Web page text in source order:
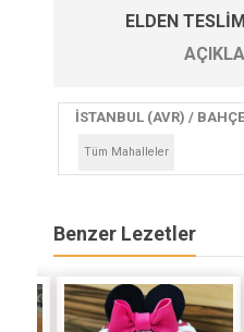
ELDEN
İSTANBUL (AVR) /
Tüm Mahalleler
Benzer Lezetler